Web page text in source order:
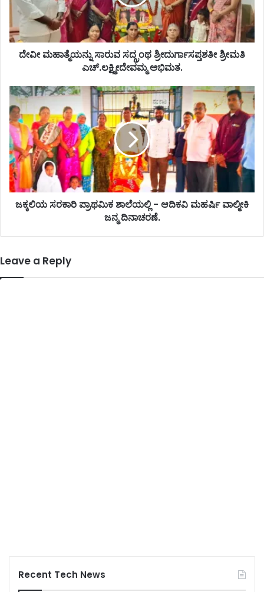
ದೇವೀ ಮಹಾತ್ಮೆಯನ್ನು ಸಾರುವ ‌ಸದ್ಗ್ರಂಥ ಶ್ರೀದುರ್ಗಾಸಪ್ತಶತೀ ಶ್ರೀಮತಿ
ಎಚ್.ಲಕ್ಷ್ಮೀದೇವಮ್ಮ ಅಭಿಮತ.
ಜಕ್ಕಲಿಯ ಸರಕಾರಿ ಪ್ರಾಥಮಿಕ ಶಾಲೆಯಲ್ಲಿ - ಆದಿಕವಿ ಮಹರ್ಷಿ ವಾಲ್ಮೀಕಿ
ಜನ್ಮ ದಿನಾಚರಣೆ.
Leave a Reply
Recent Tech News